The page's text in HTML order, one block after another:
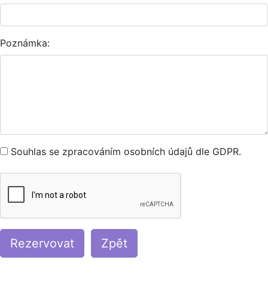
Poznámka:
Souhlas se zpracováním osobních údajů dle GDPR.
Rezervovat Zpět